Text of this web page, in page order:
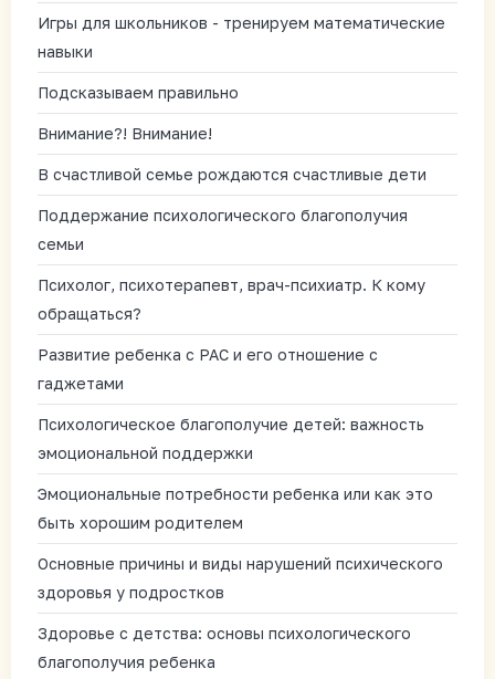
Игры для школьников - тренируем математические
навыки
Подсказываем правильно
Внимание?! Внимание!
В счастливой семье рождаются счастливые дети
Поддержание психологического благополучия
семьи
Психолог, психотерапевт, врач-психиатр. К кому
обращаться?
Развитие ребенка с РАС и его отношение с
гаджетами
Психологическое благополучие детей: важность
эмоциональной поддержки
Эмоциональные потребности ребенка или как это
быть хорошим родителем
Основные причины и виды нарушений психического
здоровья у подростков
Здоровье с детства: основы психологического
благополучия ребенка